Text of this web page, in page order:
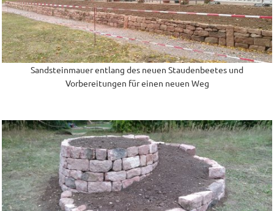
Sandsteinmauer entlang des neuen Staudenbeetes und
Vorbereitungen für einen neuen Weg